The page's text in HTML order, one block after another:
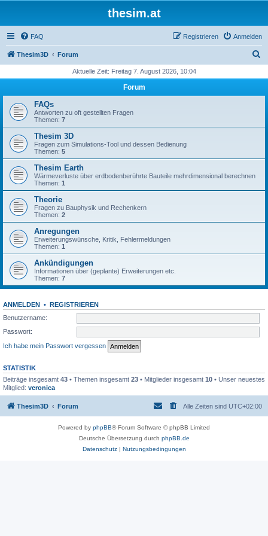
thesim.at
FAQ Anmelden
Registrieren
Thesim3D Forum
h
Aktuelle Zeit: Freitag 7. August 2026, 10:04
Forum
FAQs
Antworten zu oft gestellten Fragen
Themen: 7
Thesim 3D
Fragen zum Simulations-Tool und dessen Bedienung
Themen: 5
Thesim Earth
Wärmeverluste über erdbodenberührte Bauteile mehrdimensional berechnen
Themen: 1
Theorie
Fragen zu Bauphysik und Rechenkern
Themen: 2
Anregungen
Erweiterungswünsche, Kritik, Fehlermeldungen
Themen: 1
Ankündigungen
Informationen über (geplante) Erweiterungen etc.
Themen: 7
ANMELDEN • REGISTRIEREN
Benutzername:
Passwort:
Ich habe mein Passwort vergessen
STATISTIK
Beiträge insgesamt 43 • Themen insgesamt 23 • Mitglieder insgesamt 10 • Unser neuestes
Mitglied: veronica
Thesim3D Forum Alle Zeiten sind UTC+02:00
Powered by phpBB® Forum Software © phpBB Limited
Deutsche Übersetzung durch phpBB.de
Datenschutz| Nutzungsbedingungen